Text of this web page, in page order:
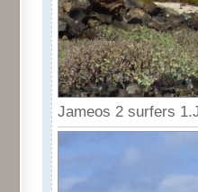
Jameos 2 surfers